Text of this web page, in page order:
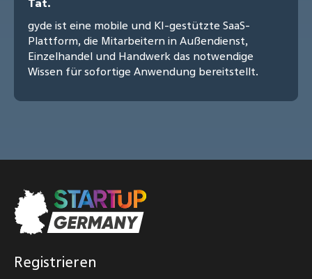
gyde ist eine mobile und KI-gestützte SaaS-
Plattform, die Mitarbeitern in Außendienst,
Einzelhandel und Handwerk das notwendige
Wissen für sofortige Anwendung bereitstellt.
Registrieren